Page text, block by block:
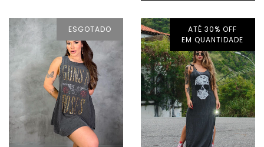
ESGOTADO
ATÉ 30% OFF
EM QUANTIDADE